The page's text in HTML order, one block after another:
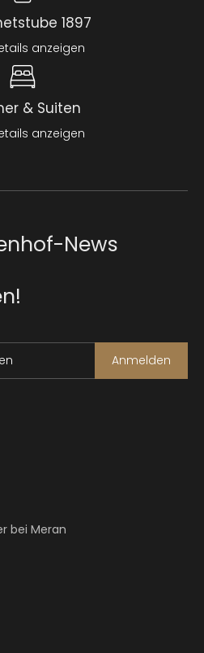
1897
anzeigen
& Suiten
anzeigen
News
Anmelden
bei Meran